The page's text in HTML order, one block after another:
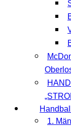
Handball
1.